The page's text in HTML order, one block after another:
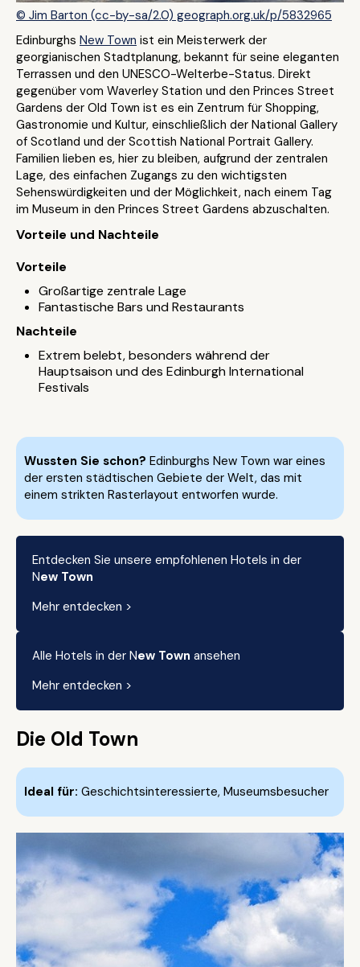
© Jim Barton (cc-by-sa/2.0) geograph.org.uk/p/5832965
Edinburghs New Town ist ein Meisterwerk der
georgianischen Stadtplanung, bekannt für seine eleganten
Terrassen und den UNESCO-Welterbe-Status. Direkt
gegenüber vom Waverley Station und den Princes Street
Gardens der Old Town ist es ein Zentrum für Shopping,
Gastronomie und Kultur, einschließlich der National Gallery
of Scotland und der Scottish National Portrait Gallery.
Familien lieben es, hier zu bleiben, aufgrund der zentralen
Lage, des einfachen Zugangs zu den wichtigsten
Sehenswürdigkeiten und der Möglichkeit, nach einem Tag
im Museum in den Princes Street Gardens abzuschalten.
Vorteile und Nachteile
Vorteile
Großartige zentrale Lage
Fantastische Bars und Restaurants
Nachteile
Extrem belebt, besonders während der
Hauptsaison und des Edinburgh International
Festivals
Wussten Sie schon? Edinburghs New Town war eines
der ersten städtischen Gebiete der Welt, das mit
einem strikten Rasterlayout entworfen wurde.
Entdecken Sie unsere empfohlenen Hotels in der
New Town
Mehr entdecken >
Alle Hotels in der New Town ansehen
Mehr entdecken >
Die Old Town
Ideal für: Geschichtsinteressierte, Museumsbesucher